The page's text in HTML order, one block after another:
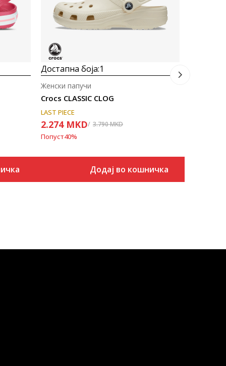
Достапна боја:1
Crocs CLASSIC CLOG
Женски папучи
LAST PIECE
2.274 MKD 3.790MKD
Попуст40%
Додај во кошничка